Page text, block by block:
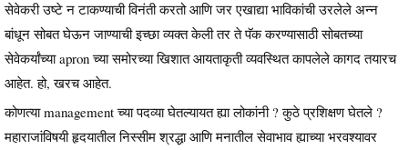
सेवेकरी उष्टे न टाकण्याची विनंती करतो आणि जर एखाद्या भाविकांची उरलेले अन्न
बांधून सोबत घेऊन जाण्याची इच्छा व्यक्त केली तर ते पॅक करण्यासाठी सोबतच्या
सेवेकर्यांच्या apron च्या समोरच्या खिशात आयताकृती व्यवस्थित कापलेले कागद तयारच
आहेत. हो, खरच आहेत.
कोणत्या management च्या पदव्या घेतल्यायत ह्या लोकांनी ? कुठे प्रशिक्षण घेतले ?
महाराजांविषयी हृदयातील निस्सीम श्रद्धा आणि मनातील सेवाभाव ह्याच्या भरवश्यावर